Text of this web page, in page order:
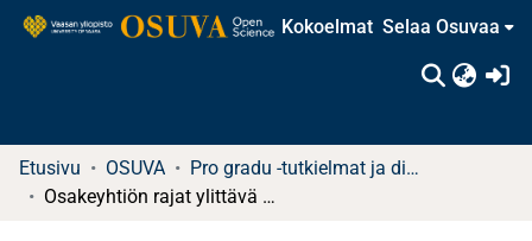
Kokoelmat Selaa Osuvaa
Etusivu OSUVA
Pro gradu -tutkielmat ja diplomityöt (rajattu saatavuus)
Osakeyhtiön rajat ylittävä sulautuminen Euroopassa - Askel kohti harmonisoitua yhtiöoikeutta